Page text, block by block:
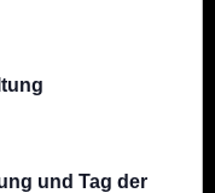
und Tag der